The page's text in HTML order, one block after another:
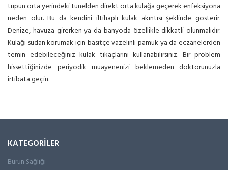
tüpün orta yerindeki tünelden direkt orta kulağa geçerek enfeksiyona
neden olur. Bu da kendini iltihaplı kulak akıntısı şeklinde gösterir.
Denize, havuza girerken ya da banyoda özellikle dikkatli olunmalıdır.
Kulağı sudan korumak için basitçe vazelinli pamuk ya da eczanelerden
temin edebileceğiniz kulak tıkaçlarını kullanabilirsiniz. Bir problem
hissettiğinizde periyodik muayenenizi beklemeden doktorunuzla
irtibata geçin.
KATEGORİLER
Burun Sağlığı